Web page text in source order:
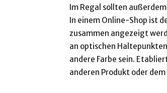
Im Regal sollten
In einem Online-Shop ist
zusammen angezeigt
an optischen
andere Farbe sein.
anderen Produkt oder